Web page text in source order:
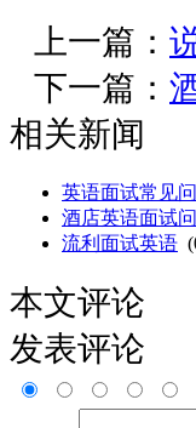
上一篇：
下一篇：
相关新闻
英语面试常见
酒店英语面试
流利面试英语
本文评论
发表评论